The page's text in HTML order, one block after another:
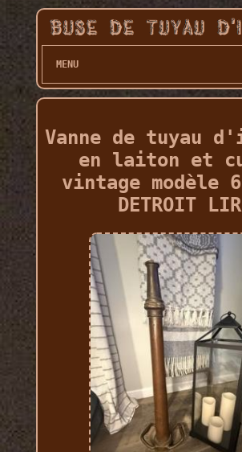
MENU
Vanne de tuyau
en laiton et
vintage modèle
DETROIT